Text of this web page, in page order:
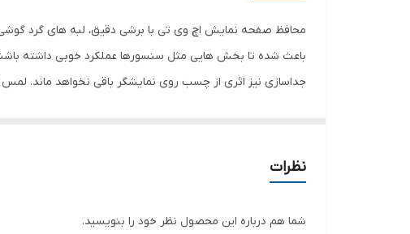
محافظ صفحه نمایش اچ وی تی با برشی دقیق، لبه های گرد
باعث شده تا بخش هایی مثل سنسورها عملکرد خوبی داشته
جداسازی نیز اثری از چسب روی نمایشگر باقی نخواهد ماند.
نظرات
شما هم درباره این محصول نظر خود را بنویسید.